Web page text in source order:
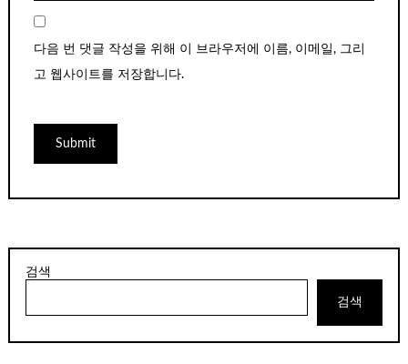
다음 번 댓글 작성을 위해 이 브라우저에 이름, 이메일, 그리
고 웹사이트를 저장합니다.
검색
검색